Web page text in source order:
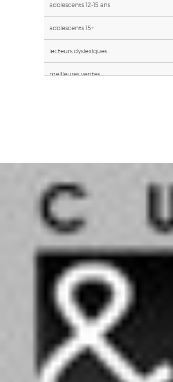
adolescents 12-15 ans
adolescents 15+
lecteurs dyslexiques
meilleures ventes